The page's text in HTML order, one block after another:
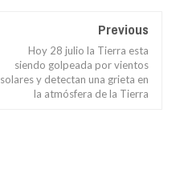
Previous
Hoy 28 julio la Tierra esta
siendo golpeada por vientos
solares y detectan una grieta en
la atmósfera de la Tierra